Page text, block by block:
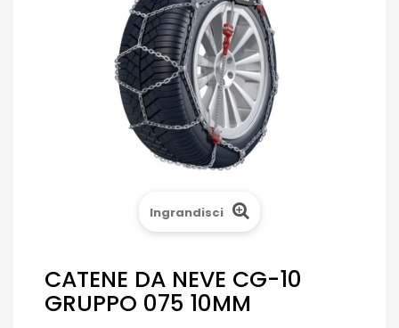
Ingrandisci
CATENE DA NEVE CG-10
GRUPPO 075 10MM